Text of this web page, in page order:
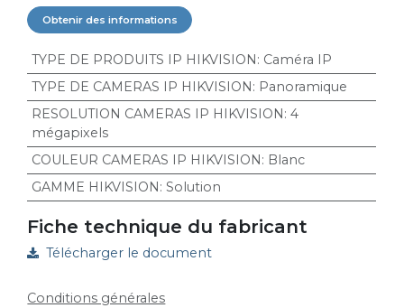
Obtenir des informations
TYPE DE PRODUITS IP HIKVISION : Caméra IP
TYPE DE CAMERAS IP HIKVISION : Panoramique
RESOLUTION CAMERAS IP HIKVISION : 4
mégapixels
COULEUR CAMERAS IP HIKVISION : Blanc
GAMME HIKVISION : Solution
Fiche technique du fabricant
Télécharger le document
Conditions générales